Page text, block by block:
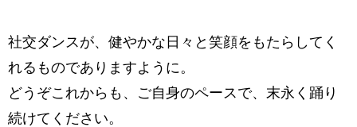
社交ダンスが、健やかな日々と笑顔をもたらしてく
れるものでありますように。
どうぞこれからも、ご自身のペースで、末永く踊り
続けてください。